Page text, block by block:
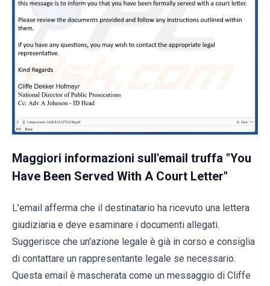
Maggiori informazioni sull'email truffa "You
Have Been Served With A Court Letter"
L'email afferma che il destinatario ha ricevuto una lettera
giudiziaria e deve esaminare i documenti allegati.
Suggerisce che un'azione legale è già in corso e consiglia
di contattare un rappresentante legale se necessario.
Questa email è mascherata come un messaggio di Cliffe